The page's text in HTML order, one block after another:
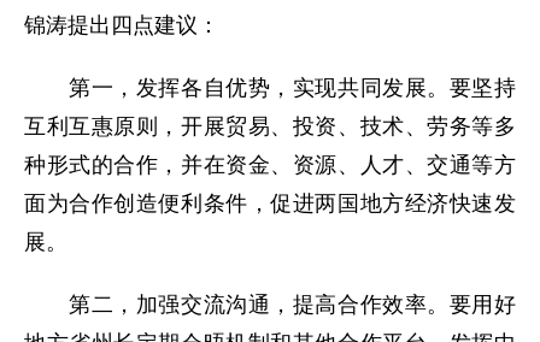
锦涛提出四点建议：
第一，发挥各自优势，实现共同发展。要坚持
互利互惠原则，开展贸易、投资、技术、劳务等多
种形式的合作，并在资金、资源、人才、交通等方
面为合作创造便利条件，促进两国地方经济快速发
展。
第二，加强交流沟通，提高合作效率。要用好